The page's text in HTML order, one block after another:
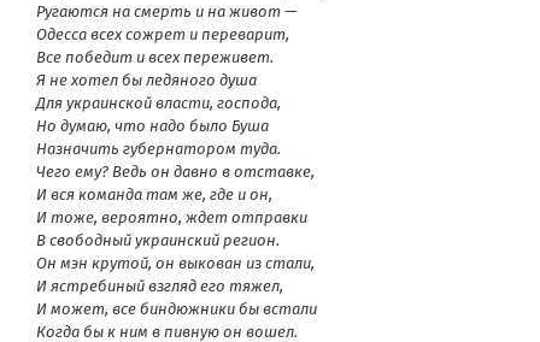
Ругаются на смерть и на живот —
Одесса всех сожрет и переварит,
Все победит и всех переживет.
Я не хотел бы ледяного душа
Для украинской власти, господа,
Но думаю, что надо было Буша
Назначить губернатором туда.
Чего ему? Ведь он давно в отставке,
И вся команда там же, где и он,
И тоже, вероятно, ждет отправки
В свободный украинский регион.
Он мэн крутой, он выкован из стали,
И ястребиный взгляд его тяжел,
И может, все биндюжники бы встали
Когда бы к ним в пивную он вошел.